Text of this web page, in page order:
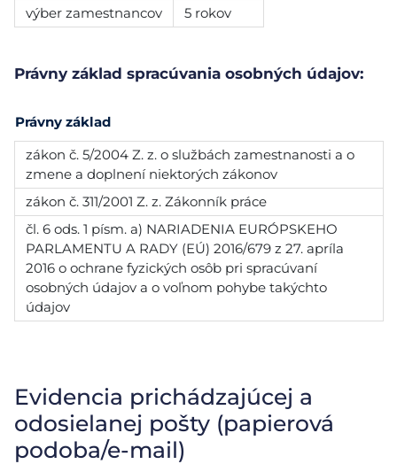
výber zamestnancov
5 rokov
Právny základ spracúvania osobných údajov:
Právny základ
zákon č. 5/2004 Z. z. o službách zamestnanosti a o
zmene a doplnení niektorých zákonov
zákon č. 311/2001 Z. z. Zákonník práce
čl. 6 ods. 1 písm. a) NARIADENIA EURÓPSKEHO
PARLAMENTU A RADY (EÚ) 2016/679 z 27. apríla
2016 o ochrane fyzických osôb pri spracúvaní
osobných údajov a o voľnom pohybe takýchto
údajov
Evidencia prichádzajúcej a
odosielanej pošty (papierová
podoba/e-mail)